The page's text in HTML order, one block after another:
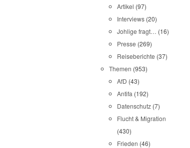
Artikel (97)
Interviews (20)
Johlige fragt… (16)
Presse (269)
Reiseberichte (37)
Themen (953)
AfD (43)
Antifa (192)
Datenschutz (7)
Flucht & Migration
(430)
Frieden (46)